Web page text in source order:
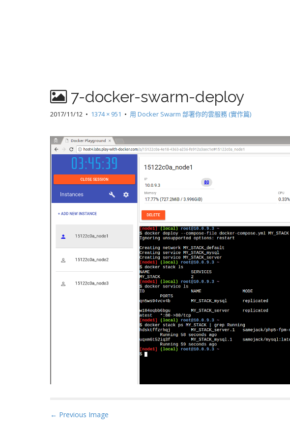
7-docker-swarm-deploy
2017/11/12 • 1374 × 951 • 用 Docker Swarm 部署你的雲服務 (實作篇)
P
← Previous Image